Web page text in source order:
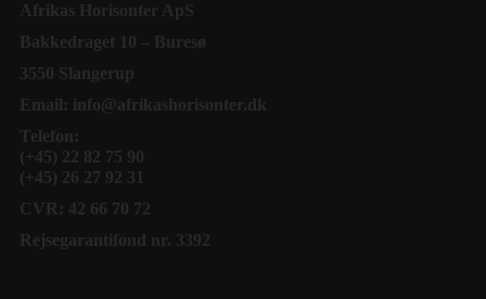
Afrikas Horisonter ApS
Bakkedraget 10 – Buresø
3550 Slangerup
Email: info@afrikashorisonter.dk
Telefon:
(+45) 22 82 75 90
(+45) 26 27 92 31
CVR: 42 66 70 72
Rejsegarantifond nr. 3392